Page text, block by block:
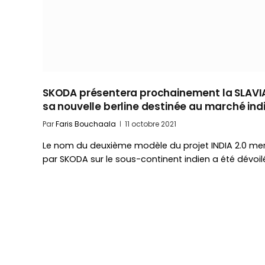
SKODA présentera prochainement la
sa nouvelle berline destinée au marché
ParFaris Bouchaala 11 octobre 2021
Le nom du deuxième modèle du projet INDIA 2.0
par SKODA sur le sous-continent indien a été